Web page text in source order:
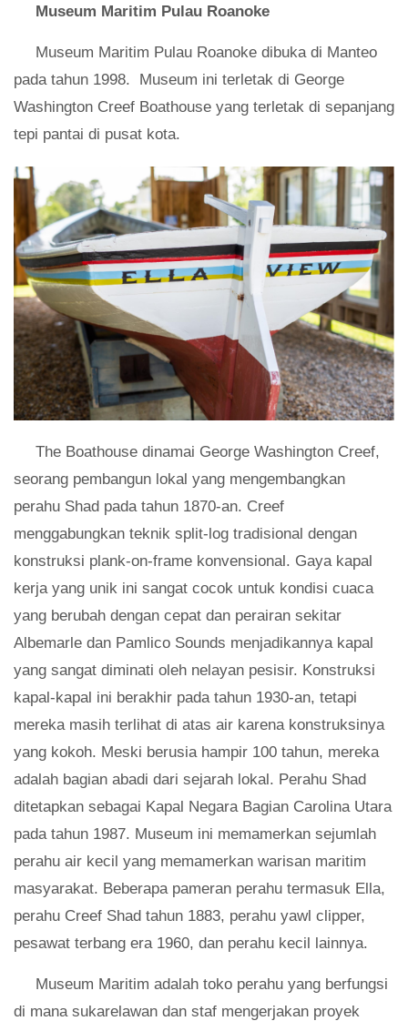
Museum Maritim Pulau Roanoke
Museum Maritim Pulau Roanoke dibuka di Manteo
pada tahun 1998. Museum ini terletak di George
Washington Creef Boathouse yang terletak di sepanjang
tepi pantai di pusat kota.
The Boathouse dinamai George Washington Creef,
seorang pembangun lokal yang mengembangkan
perahu Shad pada tahun 1870-an. Creef
menggabungkan teknik split-log tradisional dengan
konstruksi plank-on-frame konvensional. Gaya kapal
kerja yang unik ini sangat cocok untuk kondisi cuaca
yang berubah dengan cepat dan perairan sekitar
Albemarle dan Pamlico Sounds menjadikannya kapal
yang sangat diminati oleh nelayan pesisir. Konstruksi
kapal-kapal ini berakhir pada tahun 1930-an, tetapi
mereka masih terlihat di atas air karena konstruksinya
yang kokoh. Meski berusia hampir 100 tahun, mereka
adalah bagian abadi dari sejarah lokal. Perahu Shad
ditetapkan sebagai Kapal Negara Bagian Carolina Utara
pada tahun 1987. Museum ini memamerkan sejumlah
perahu air kecil yang memamerkan warisan maritim
masyarakat. Beberapa pameran perahu termasuk Ella,
perahu Creef Shad tahun 1883, perahu yawl clipper,
pesawat terbang era 1960, dan perahu kecil lainnya.
Museum Maritim adalah toko perahu yang berfungsi
di mana sukarelawan dan staf mengerjakan proyek